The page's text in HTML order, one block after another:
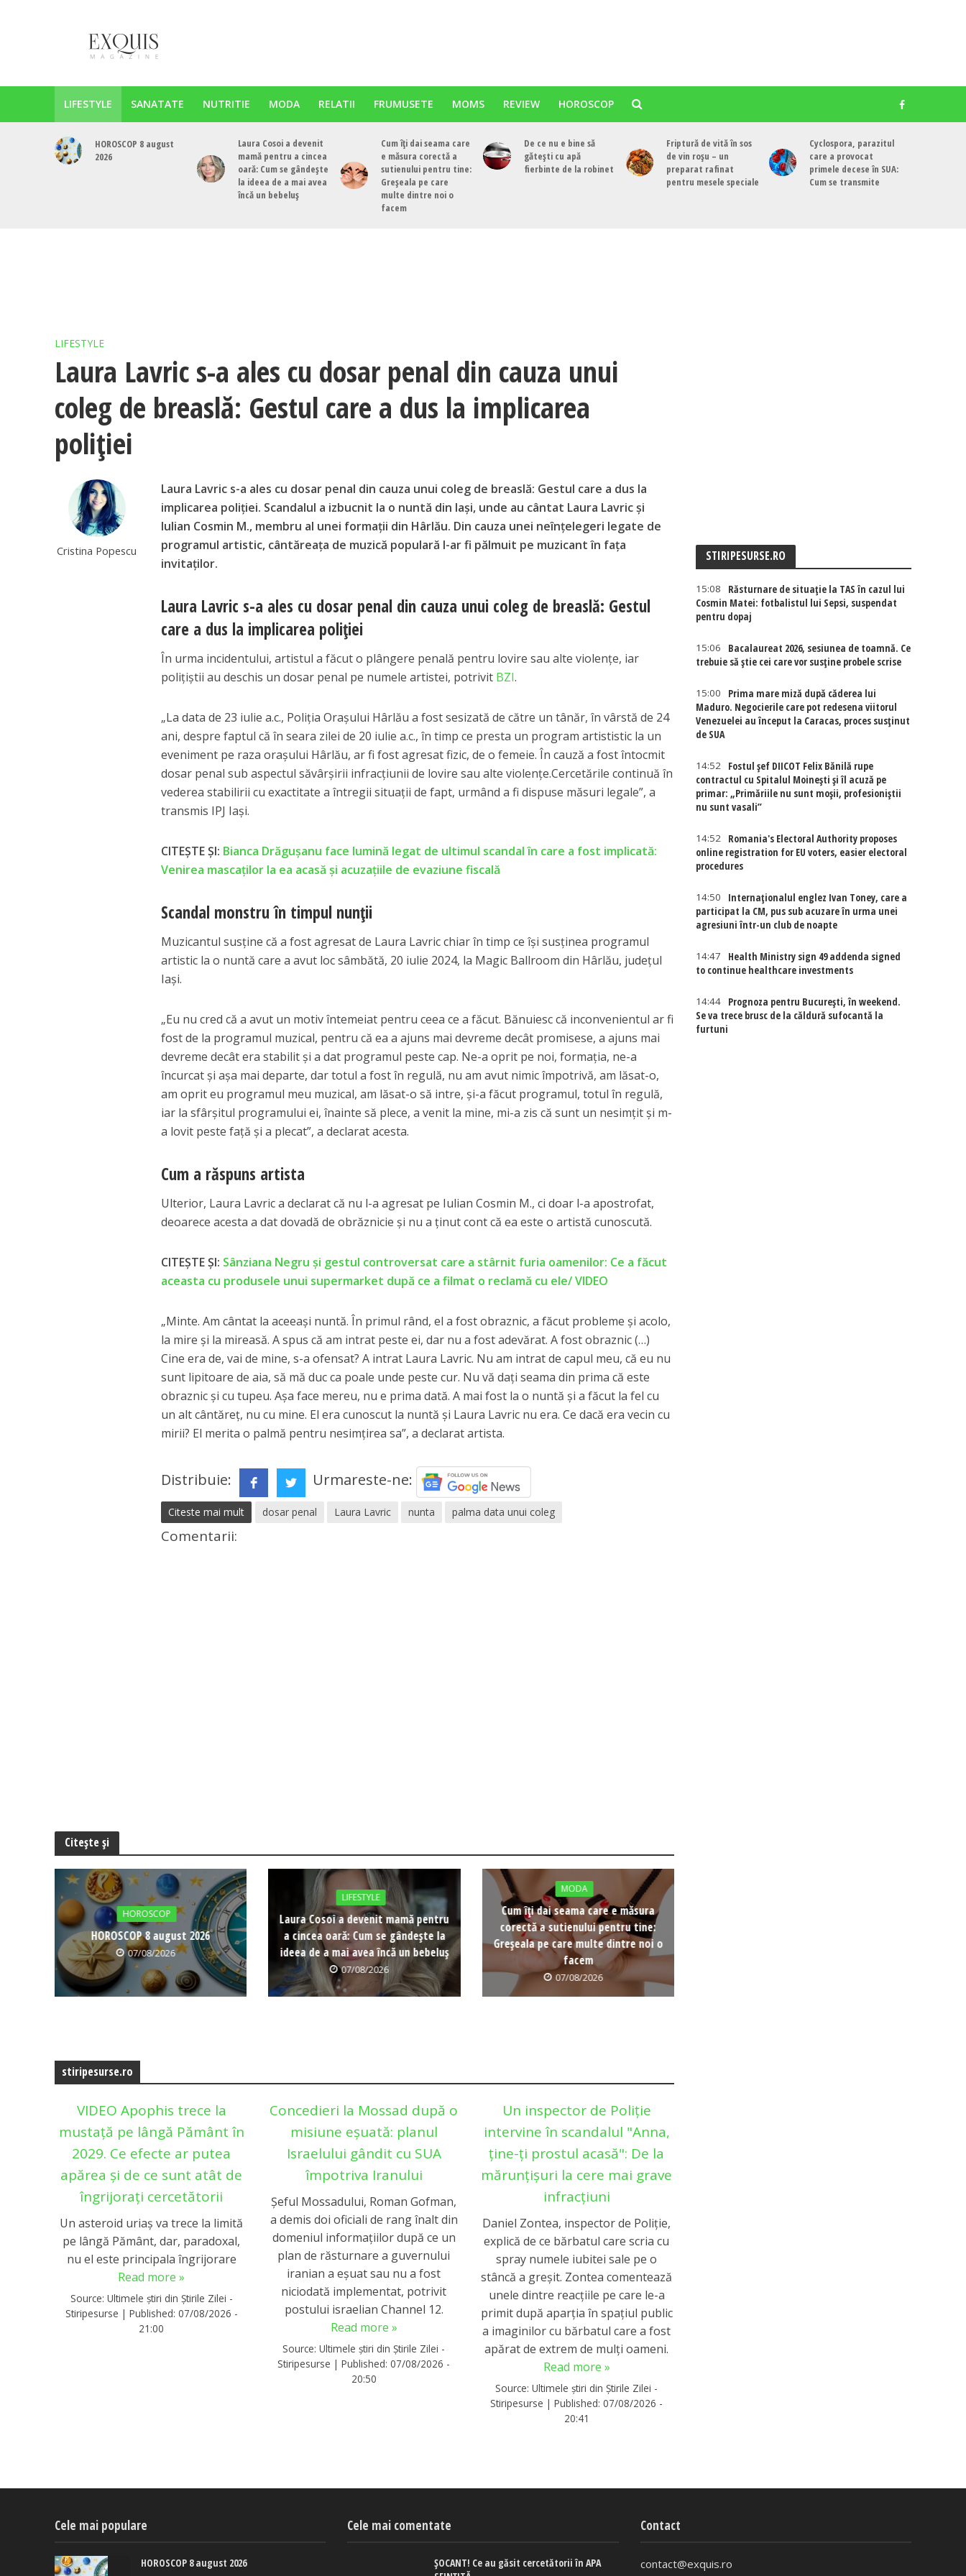
LIFESTYLE SANATATE NUTRITIE MODA RELATII FRUMUSETE MOMS REVIEW HOROSCOP
HOROSCOP 8 august
2026
Laura Cosoi a devenit
mamă pentru a cincea
oară: Cum se gândește
la ideea de a mai avea
încă un bebeluș
Cum îți dai seama care
e măsura corectă a
sutienului pentru tine:
Greșeala pe care
multe dintre noi o
facem
De ce nu e bine să
gătești cu apă
fierbinte de la robinet
Friptură de vită în sos
de vin roșu – un
preparat rafinat
pentru mesele speciale
Cyclospora, parazitul
care a provocat
primele decese în SUA:
Cum se transmite
LIFESTYLE
Laura Lavric s-a ales cu dosar penal din cauza unui
coleg de breaslă: Gestul care a dus la implicarea
poliției
Cristina Popescu
Laura Lavric s-a ales cu dosar penal din cauza unui coleg de breaslă: Gestul care a dus la
implicarea poliției. Scandalul a izbucnit la o nuntă din Iași, unde au cântat Laura Lavric și
Iulian Cosmin M., membru al unei formații din Hârlău. Din cauza unei neînțelegeri legate de
programul artistic, cântăreața de muzică populară l-ar fi pălmuit pe muzicant în fața
invitaților.
Laura Lavric s-a ales cu dosar penal din cauza unui coleg de breaslă: Gestul
care a dus la implicarea poliției
În urma incidentului, artistul a făcut o plângere penală pentru lovire sau alte violențe, iar
polițiștii au deschis un dosar penal pe numele artistei, potrivit BZI.
„La data de 23 iulie a.c., Poliția Orașului Hârlău a fost sesizată de către un tânăr, în vârstă de 24
ani, despre faptul că în seara zilei de 20 iulie a.c., în timp ce presta un program artististic la un
eveniment pe raza orașului Hârlău, ar fi fost agresat fizic, de o femeie. În cauză a fost întocmit
dosar penal sub aspectul săvârșirii infracțiunii de lovire sau alte violențe.Cercetările continuă în
vederea stabilirii cu exactitate a întregii situații de fapt, urmând a fi dispuse măsuri legale”, a
transmis IPJ Iași.
CITEȘTE ȘI: Bianca Drăgușanu face lumină legat de ultimul scandal în care a fost implicată:
Venirea mascaților la ea acasă și acuzațiile de evaziune fiscală
Scandal monstru în timpul nunții
Muzicantul susține că a fost agresat de Laura Lavric chiar în timp ce își susținea programul
artistic la o nuntă care a avut loc sâmbătă, 20 iulie 2024, la Magic Ballroom din Hârlău, județul
Iași.
„Eu nu cred că a avut un motiv întemeiat pentru ceea ce a făcut. Bănuiesc că inconvenientul ar fi
fost de la programul muzical, pentru că ea a ajuns mai devreme decât promisese, a ajuns mai
devreme decât era stabilit și a dat programul peste cap. Ne-a oprit pe noi, formația, ne-a
încurcat și așa mai departe, dar totul a fost în regulă, nu am avut nimic împotrivă, am lăsat-o,
am oprit eu programul meu muzical, am lăsat-o să intre, și-a făcut programul, totul în regulă,
iar la sfârșitul programului ei, înainte să plece, a venit la mine, mi-a zis că sunt un nesimțit și m-
a lovit peste față și a plecat”, a declarat acesta.
Cum a răspuns artista
Ulterior, Laura Lavric a declarat că nu l-a agresat pe Iulian Cosmin M., ci doar l-a apostrofat,
deoarece acesta a dat dovadă de obrăznicie și nu a ținut cont că ea este o artistă cunoscută.
CITEȘTE ȘI: Sânziana Negru și gestul controversat care a stârnit furia oamenilor: Ce a făcut
aceasta cu produsele unui supermarket după ce a filmat o reclamă cu ele/ VIDEO
„Minte. Am cântat la aceeași nuntă. În primul rând, el a fost obraznic, a făcut probleme și acolo,
la mire și la mireasă. A spus că am intrat peste ei, dar nu a fost adevărat. A fost obraznic (…)
Cine era de, vai de mine, s-a ofensat? A intrat Laura Lavric. Nu am intrat de capul meu, că eu nu
sunt lipitoare de aia, să mă duc ca poale unde peste cur. Nu vă dați seama din prima că este
obraznic și cu tupeu. Așa face mereu, nu e prima dată. A mai fost la o nuntă și a făcut la fel cu
un alt cântăreț, nu cu mine. El era cunoscut la nuntă și Laura Lavric nu era. Ce dacă era vecin cu
mirii? El merita o palmă pentru nesimțirea sa”, a declarat artista.
Distribuie: Urmareste-ne:
Citeste mai mult dosar penal Laura Lavric nunta palma data unui coleg
Comentarii:
Citește și
HOROSCOP
HOROSCOP 8 august 2026
07/08/2026
LIFESTYLE
Laura Cosoi a devenit mamă pentru
a cincea oară: Cum se gândește la
ideea de a mai avea încă un bebeluș
07/08/2026
MODA
Cum îți dai seama care e măsura
corectă a sutienului pentru tine:
Greșeala pe care multe dintre noi o
facem
07/08/2026
stiripesurse.ro
VIDEO Apophis trece la
mustață pe lângă Pământ în
2029. Ce efecte ar putea
apărea și de ce sunt atât de
îngrijorați cercetătorii
Un asteroid uriaș va trece la limită
pe lângă Pământ, dar, paradoxal,
nu el este principala îngrijorare
Read more »
Source: Ultimele știri din Știrile Zilei -
Stiripesurse | Published: 07/08/2026 -
21:00
Concedieri la Mossad după o
misiune eșuată: planul
Israelului gândit cu SUA
împotriva Iranului
Șeful Mossadului, Roman Gofman,
a demis doi oficiali de rang înalt din
domeniul informațiilor după ce un
plan de răsturnare a guvernului
iranian a eșuat sau nu a fost
niciodată implementat, potrivit
postului israelian Channel 12.
Read more »
Source:Ultimele știri din Știrile Zilei -
Stiripesurse |Published:07/08/2026 -
20:50
Un inspector de Poliție
intervine în scandalul "Anna,
ține-ți prostul acasă": De la
mărunțișuri la cere mai grave
infracțiuni
Daniel Zontea, inspector de Poliţie,
explică de ce bărbatul care scria cu
spray numele iubitei sale pe o
stâncă a greșit. Zontea comentează
unele dintre reacţiile pe care le-a
primit după aparţia în spaţiul public
a imaginilor cu bărbatul care a fost
apărat de extrem de mulți oameni.
Read more »
Source:Ultimele știri din Știrile Zilei -
Stiripesurse |Published:07/08/2026 -
20:41
STIRIPESURSE.RO
15:08
Răsturnare de situație la TAS în cazul lui
Cosmin Matei: fotbalistul lui Sepsi, suspendat
pentru dopaj
15:06
Bacalaureat 2026, sesiunea de toamnă. Ce
trebuie să știe cei care vor susține probele scrise
15:00
Prima mare miză după căderea lui
Maduro. Negocierile care pot redesena viitorul
Venezuelei au început la Caracas, proces susținut
de SUA
14:52
Fostul șef DIICOT Felix Bănilă rupe
contractul cu Spitalul Moinești și îl acuză pe
primar: „Primăriile nu sunt moșii, profesioniștii
nu sunt vasali”
14:52
Romania's Electoral Authority proposes
online registration for EU voters, easier electoral
procedures
14:50
Internaţionalul englez Ivan Toney, care a
participat la CM, pus sub acuzare în urma unei
agresiuni într-un club de noapte
14:47
Health Ministry sign 49 addenda signed
to continue healthcare investments
14:44
Prognoza pentru București, în weekend.
Se va trece brusc de la căldură sufocantă la
furtuni
Cele mai populare
HOROSCOP 8 august 2026
Cele mai comentate
ȘOCANT! Ce au găsit cercetătorii în APA
Contact
contact@exquis.ro